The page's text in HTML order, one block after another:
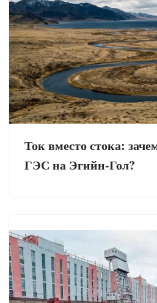
Ток вместо стока:
ГЭС на Эгийн-Гол?